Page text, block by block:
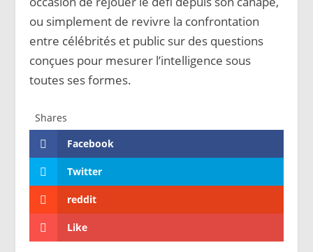
ou simplement de revivre la confrontation
entre célébrités et public sur des questions
conçues pour mesurer l’intelligence sous
toutes ses formes.
Shares
Facebook
Twitter
reddit
Like